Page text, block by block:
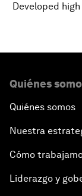
Developed
Quiénes
Quiénes somos
Nuestra
Cómo
Liderazgo y